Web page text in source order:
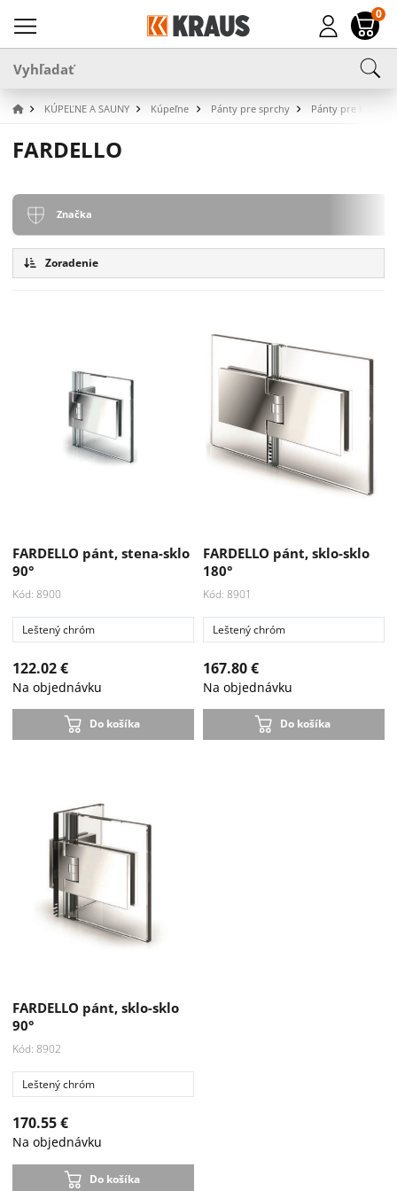
0
KÚPEĽNE A SAUNY Kúpeľne Pánty pre sprchy Pánty pre kývne
FARDELLO
Značka
Zoradenie
FARDELLO pánt, stena-sklo
90°
Kód: 8900
Leštený chróm
122.02 €
Na objednávku
Do košíka
FARDELLO pánt, sklo-sklo
180°
Kód: 8901
Leštený chróm
167.80 €
Na objednávku
Do košíka
FARDELLO pánt, sklo-sklo
90°
Kód: 8902
Leštený chróm
170.55 €
Na objednávku
Do košíka